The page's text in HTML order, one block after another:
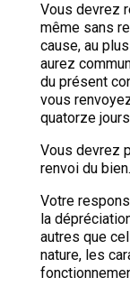
Vous devrez
même sans
cause, au
aurez
du présent
vous
quatorze
Vous devrez
renvoi du bien.
Votre
la
autres que
nature, les